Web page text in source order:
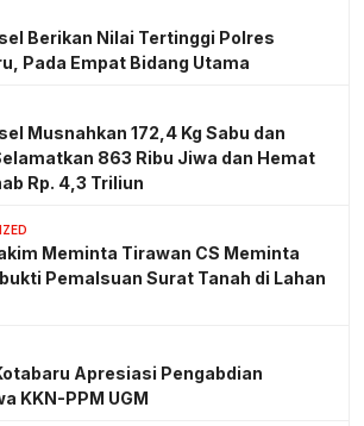
Berikan Nilai Tertinggi Polres
Pada Empat Bidang Utama
Musnahkan 172,4 Kg Sabu dan
863 Ribu Jiwa dan Hemat
Rp. 4,3 Triliun
Meminta Tirawan CS Meminta
Pemalsuan Surat Tanah di Lahan
Apresiasi Pengabdian
KKN-PPM UGM